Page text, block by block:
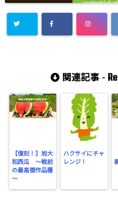
content/
関連記事 -
【復刻！】旭大
和西瓜 ～戦前
の最高傑作品種
～
ハクサイにチャ
レンジ！